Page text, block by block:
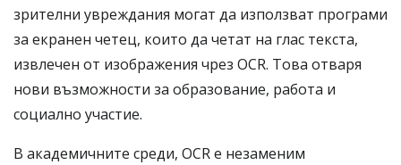
зрителни увреждания могат да използват програми
за екранен четец, които да четат на глас текста,
извлечен от изображения чрез OCR. Това отваря
нови възможности за образование, работа и
социално участие.
В академичните среди, OCR е незаменим